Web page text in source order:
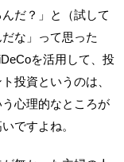
だ？」と（試して
な」って思った
を活用して、投
投資というのは、
心理的なところが
ですよね。